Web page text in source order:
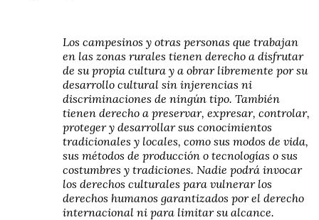
Los campesinos y otras personas que trabajan
en las zonas rurales tienen derecho a disfrutar
de su propia cultura y a obrar libremente por su
desarrollo cultural sin injerencias ni
discriminaciones de ningún tipo. También
tienen derecho a preservar, expresar, controlar,
proteger y desarrollar sus conocimientos
tradicionales y locales, como sus modos de vida,
sus métodos de producción o tecnologías o sus
costumbres y tradiciones. Nadie podrá invocar
los derechos culturales para vulnerar los
derechos humanos garantizados por el derecho
internacional ni para limitar su alcance.